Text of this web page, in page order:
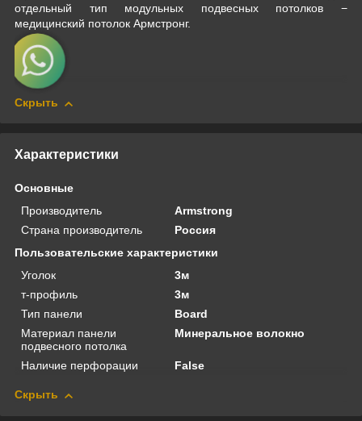
отдельный тип модульных подвесных потолков −
медицинский потолок Армстронг.
Скрыть
Характеристики
Основные
Производитель
Armstrong
Страна производитель
Россия
Пользовательские характеристики
Уголок
3м
т-профиль
3м
Тип панели
Board
Материал панели
подвесного потолка
Минеральное волокно
Наличие перфорации False
Скрыть